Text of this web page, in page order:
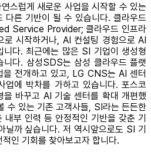
스럽게 새로운 사업을 시작할 수 있는
다른 기반이 될 수 있습니다. 클라우드
Service Provider; 클라우드 인프라
로 시작하거나, AI 컨설팅 경험으로 AI
다. 최근에는 많은 SI 기업이 생성형
니다. 삼성SDS는 삼성 클라우드 플랫
을 전개하고 있고, LG CNS는 AI 센터
업에 박차를 가하고 있습니다. 포스코
바꾸고 AI 기술 센터를 확대 개편했
수 있는 기존 고객사들, SI라는 든든한
내부 인력 등 안정적인 기반을 갖춘 기
닐까 싶습니다. 저 역시앞으로도 SI 기
인 기회를 찾아보고자 합니다.